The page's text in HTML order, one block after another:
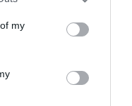
my
Google News